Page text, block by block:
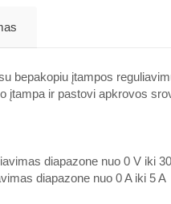
bepakopiu įtampos
įtampa ir pastovi apkrovos
diapazone nuo 0 V iki
diapazone nuo 0 A iki 5 A